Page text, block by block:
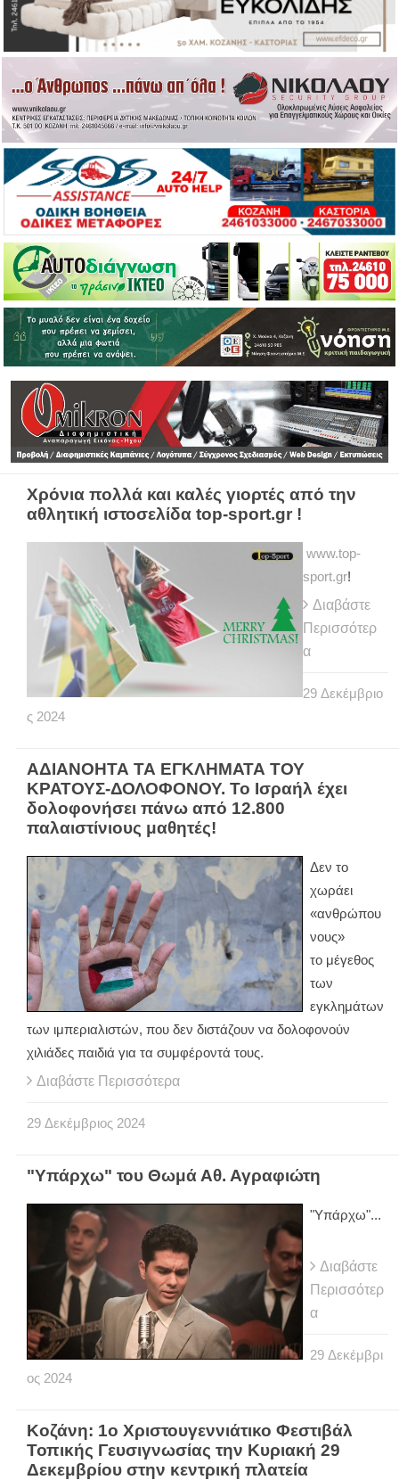
Χρόνια πολλά και καλές γιορτές από την
αθλητική ιστοσελίδα top-sport.gr !
www.top-
sport.gr!
Διαβάστε
Περισσότερ
α
29 Δεκέμβριο
ς 2024
ΑΔΙΑΝΟΗΤΑ ΤΑ ΕΓΚΛΗΜΑΤΑ ΤΟΥ
ΚΡΑΤΟΥΣ-ΔΟΛΟΦΟΝΟΥ. Το Ισραήλ έχει
δολοφονήσει πάνω από 12.800
παλαιστίνιους μαθητές!
Δεν το
χωράει
«ανθρώπου
νους»
το μέγεθος
των
εγκλημάτων
των ιμπεριαλιστών, που δεν διστάζουν να δολοφονούν
χιλιάδες παιδιά για τα συμφέροντά τους.
Διαβάστε Περισσότερα
29 Δεκέμβριος 2024
"Υπάρχω" του Θωμά Αθ. Αγραφιώτη
"Υπάρχω"...
Διαβάστε
Περισσότερ
α
29 Δεκέμβρι
ος 2024
Κοζάνη: 1ο Χριστουγεννιάτικο Φεστιβάλ
Τοπικής Γευσιγνωσίας την Κυριακή 29
Δεκεμβρίου στην κεντρική πλατεία